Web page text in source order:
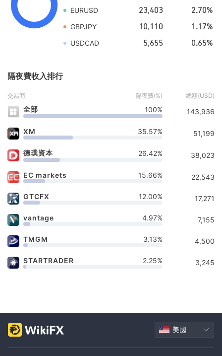
EURUSD 23,403 2.70%
GBPJPY 10,110 1.17%
USDCAD 5,655 0.65%
隔夜費收入排行
交易商 隔夜費(%) 總額(USD)
全部 100% 143,936
XM 35.57% 51,199
德璞資本 26.42% 38,023
EC markets 15.66% 22,543
GTCFX 12.00% 17,271
vantage 4.97% 7,155
TMGM 3.13% 4,500
STARTRADER 2.25% 3,245
美國